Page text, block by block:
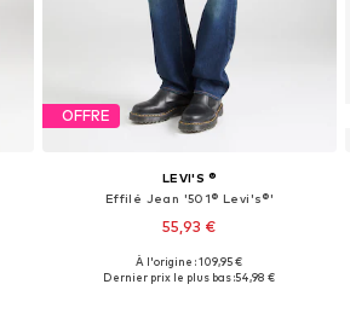
OFFRE
LEVI'S ®
Effilé Jean '501® Levi's®'
55,93 €
+51
Disponible en plusieurs tailles
À l'origine : 109,95 €
Dernier prix le plus bas :54,98 €